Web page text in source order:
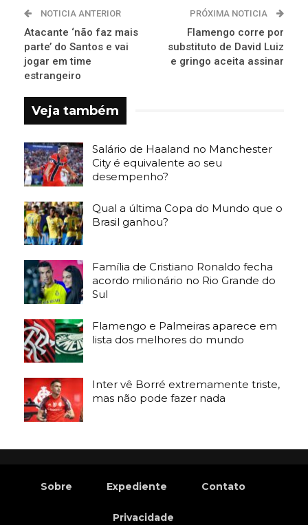
NOTICIA ANTERIOR
Atacante ‘não faz mais
parte’ do Santos e vai
jogar em time
estrangeiro
PRÓXIMA NOTICIA
Flamengo corre por
substituto de David Luiz
e gringo aceita assinar
Veja também
Salário de Haaland no Manchester
City é equivalente ao seu
desempenho?
Qual a última Copa do Mundo que o
Brasil ganhou?
Família de Cristiano Ronaldo fecha
acordo milionário no Rio Grande do
Sul
Flamengo e Palmeiras aparece em
lista dos melhores do mundo
Inter vê Borré extremamente triste,
mas não pode fazer nada
Sobre Expediente Contato
Privacidade